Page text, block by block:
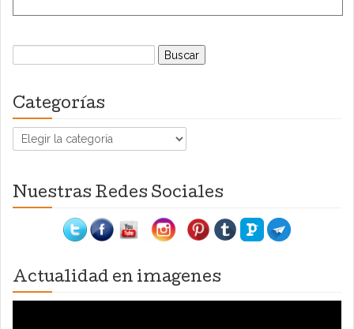
Buscar:
Categorías
Categorías
Nuestras Redes Sociales
Actualidad en imagenes